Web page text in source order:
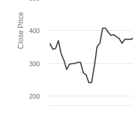
Close Price
200
300
400